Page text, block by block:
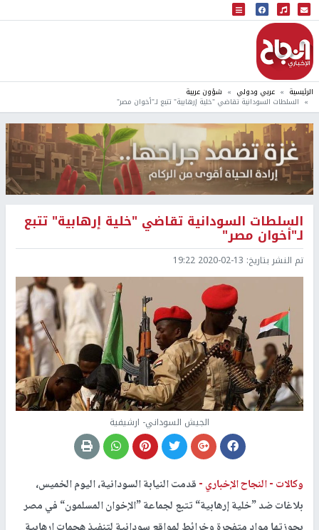
البث المباشر
إذاعة النجاح
الرئيسية عربي ودولي شؤون عربية
السلطات السودانية تقاضي "خلية إرهابية" تتبع لـ"أخوان مصر"
السلطات السودانية تقاضي "خلية إرهابية" تتبع
لـ"أخوان مصر"
تم النشر بتاريخ: 2020-02-13 19:22
الجيش السوداني- ارشيفية
وكالات -النجاح الإخباري -قدمت النيابة السودانية، اليوم الخميس،
بلاغات ضد ”خلية إرهابية“ تتبع لجماعة ”الإخوان المسلمون“ في مصر